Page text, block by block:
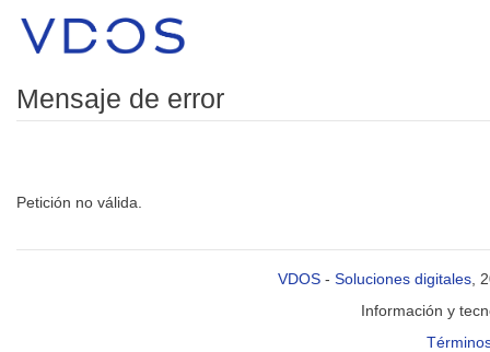
Mensaje de error
Petición no válida.
VDOS - Soluciones digitales ,
Información y